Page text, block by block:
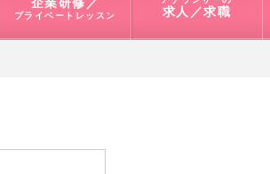
プライベートレッスン 求人／求職